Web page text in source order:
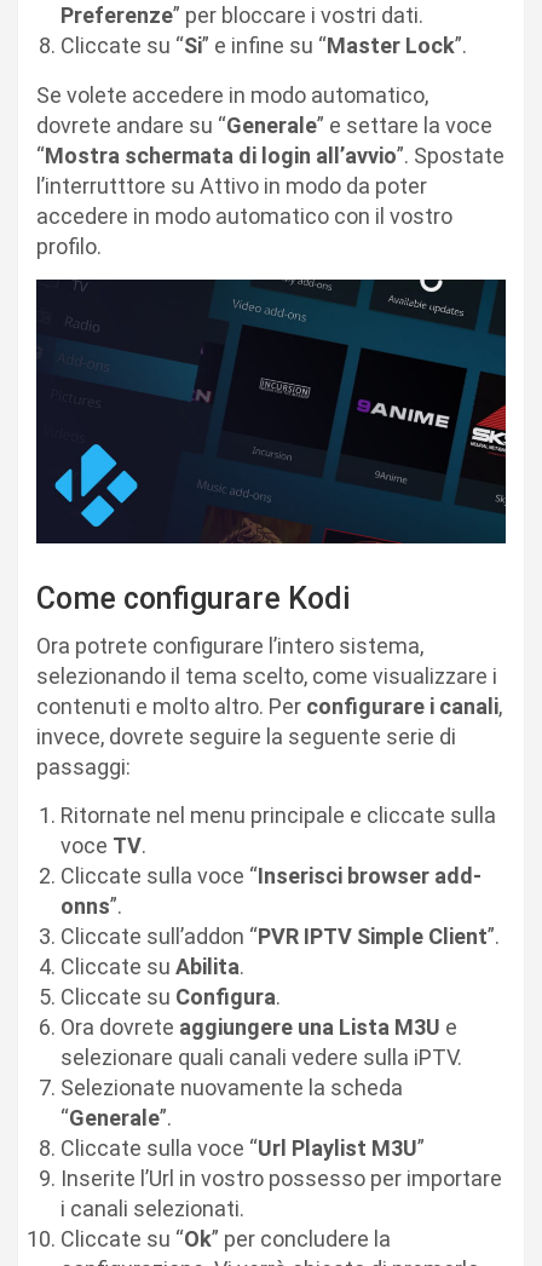
Preferenze” per bloccare i vostri dati.
Cliccate su “Si” e infine su “Master Lock”.
Se volete accedere in modo automatico,
dovrete andare su “Generale” e settare la voce
“Mostra schermata di login all’avvio”. Spostate
l’interrutttore su Attivo in modo da poter
accedere in modo automatico con il vostro
profilo.
Come configurare Kodi
Ora potrete configurare l’intero sistema,
selezionando il tema scelto, come visualizzare i
contenuti e molto altro. Per configurare i canali,
invece, dovrete seguire la seguente serie di
passaggi:
Ritornate nel menu principale e cliccate sulla
voce TV.
Cliccate sulla voce “Inserisci browser add-
onns”.
Cliccate sull’addon “PVR IPTV Simple Client”.
Cliccate su Abilita.
Cliccate su Configura.
Ora dovrete aggiungere una Lista M3U e
selezionare quali canali vedere sulla iPTV.
Selezionate nuovamente la scheda
“Generale”.
Cliccate sulla voce “Url Playlist M3U”
Inserite l’Url in vostro possesso per importare
i canali selezionati.
Cliccate su “Ok” per concludere la